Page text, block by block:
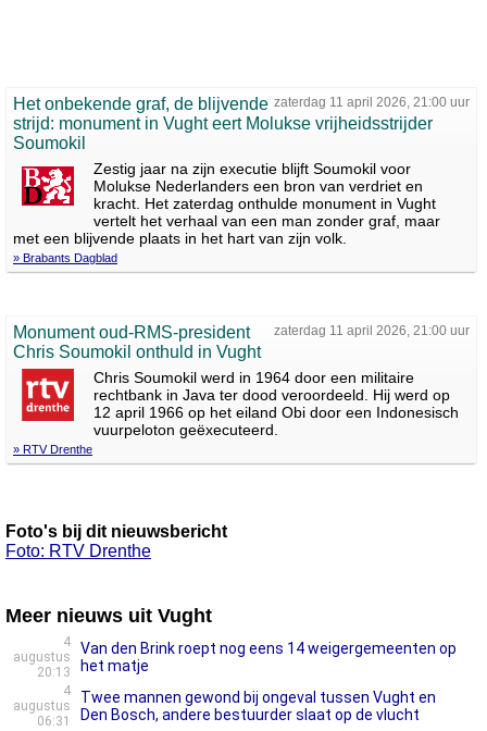
zaterdag 11 april 2026, 21:00 uur
Het onbekende graf, de blijvende
strijd: monument in Vught eert Molukse vrijheidsstrijder
Soumokil
Zestig jaar na zijn executie blijft Soumokil voor
Molukse Nederlanders een bron van verdriet en
kracht. Het zaterdag onthulde monument in Vught
vertelt het verhaal van een man zonder graf, maar
met een blijvende plaats in het hart van zijn volk.
» Brabants Dagblad
zaterdag 11 april 2026, 21:00 uur
Monument oud-RMS-president
Chris Soumokil onthuld in Vught
Chris Soumokil werd in 1964 door een militaire
rechtbank in Java ter dood veroordeeld. Hij werd op
12 april 1966 op het eiland Obi door een Indonesisch
vuurpeloton geëxecuteerd.
» RTV Drenthe
Foto's bij dit nieuwsbericht
Foto: RTV Drenthe
Meer nieuws uit Vught
4
augustus
20:13
Van den Brink roept nog eens 14 weigergemeenten op
het matje
4
augustus
06:31
Twee mannen gewond bij ongeval tussen Vught en
Den Bosch, andere bestuurder slaat op de vlucht